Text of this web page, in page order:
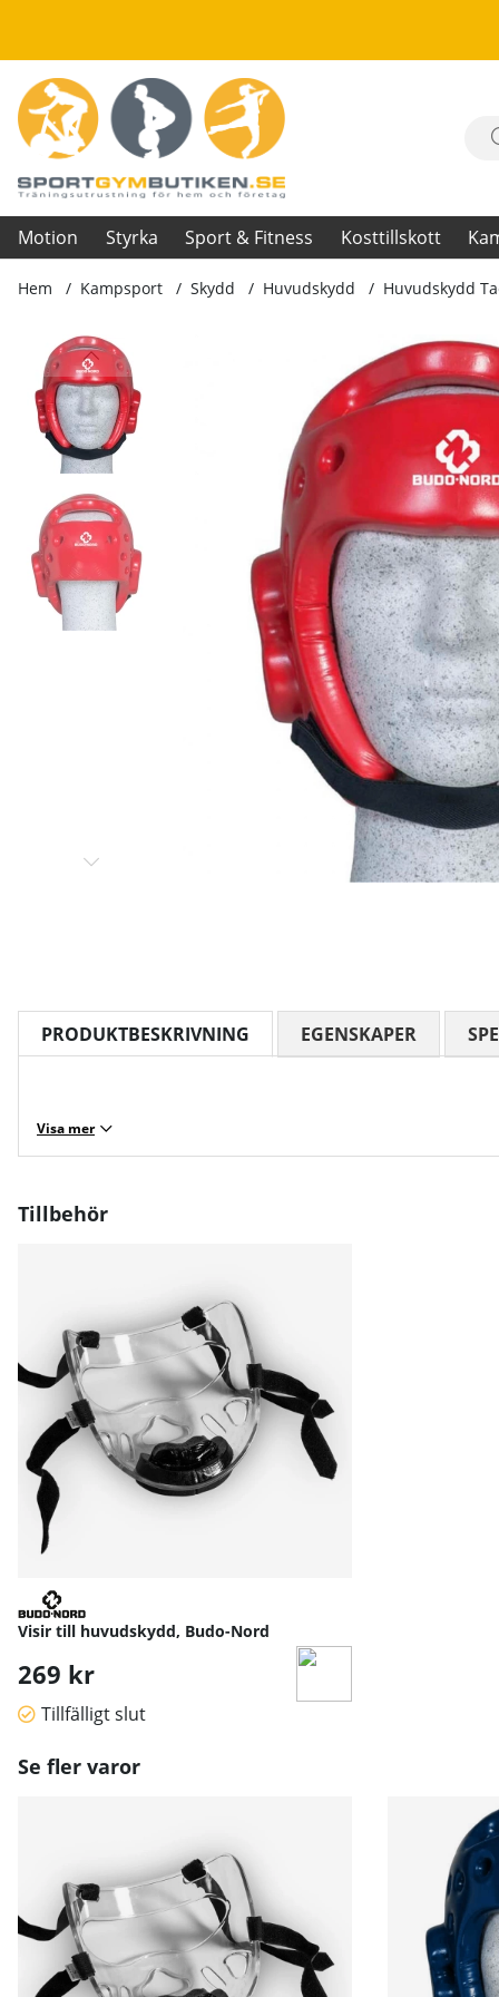
Motion Styrka Sport & Fitness Kosttillskott
Hem Kampsport Skydd Huvudskydd Huvudskydd
Produktbilder Huvudskydd Taekwondo-hjälm, röd
PRODUKTBESKRIVNING
Visa mer
EGENSKAPER
Tillbehör
Visir till huvudskydd, Budo-Nord
269 kr
Tillfälligt slut
Se fler varor